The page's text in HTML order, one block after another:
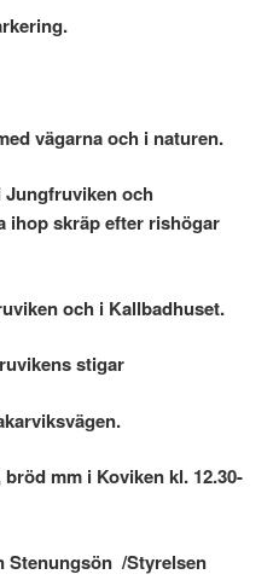
vägarna och i naturen.
Jungfruviken och
ihop skräp efter rishögar
och i Kallbadhuset.
stigar
mm i Koviken kl. 12.30-
/Styrelsen